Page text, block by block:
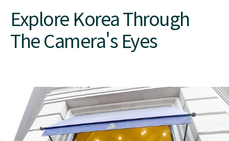
Explore Korea Through
The Camera's Eyes